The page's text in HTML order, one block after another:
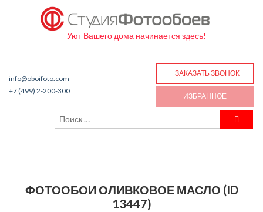
Уют Вашего дома начинается здесь!
info@oboifoto.com
+7 (499) 2-200-300
ЗАКАЗАТЬ ЗВОНОК
ИЗБРАННОЕ
ФОТООБОИ ОЛИВКОВОЕ МАСЛО (ID
13447)